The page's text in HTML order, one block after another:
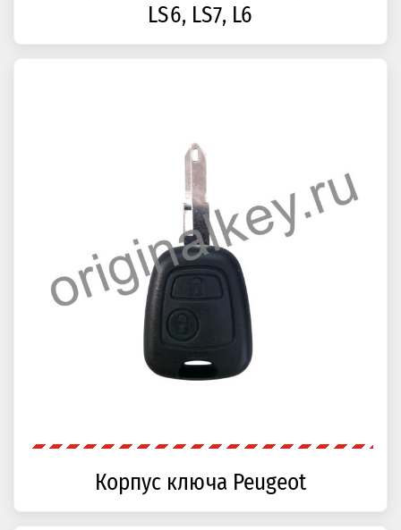
LS6, LS7, L6
Корпус ключа Peugeot